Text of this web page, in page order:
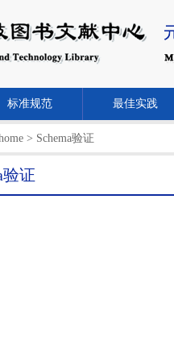
标准规范 最佳实践
> Schema验证
验证